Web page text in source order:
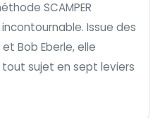
SCAMPER
Issue des
Bob Eberle, elle
sujet en sept leviers